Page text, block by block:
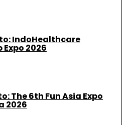
IndoHealthcare
2026
The 6th Fun Asia Expo
2026